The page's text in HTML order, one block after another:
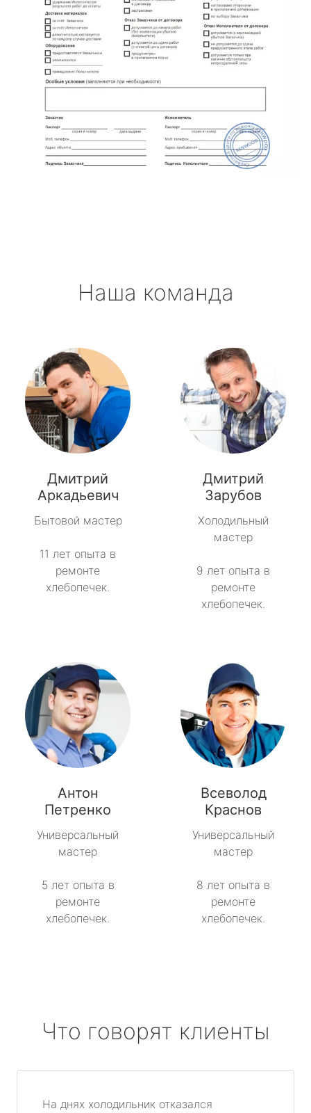
Наша команда
Дмитрий
Аркадьевич
Бытовой мастер
11 лет опыта в
ремонте
хлебопечек.
Дмитрий
Зарубов
Холодильный
мастер
9 лет опыта в
ремонте
хлебопечек.
Антон
Петренко
Универсальный
мастер
5 лет опыта в
ремонте
хлебопечек.
Всеволод
Краснов
Универсальный
мастер
8 лет опыта в
ремонте
хлебопечек.
Что говорят клиенты
На днях холодильник отказался